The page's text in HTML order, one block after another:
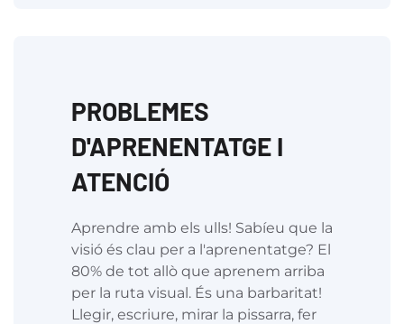
PROBLEMES
D'APRENENTATGE I
ATENCIÓ
Aprendre amb els ulls! Sabíeu que la
visió és clau per a l'aprenentatge? El
80% de tot allò que aprenem arriba
per la ruta visual. És una barbaritat!
Llegir, escriure, mirar la pissarra, fer